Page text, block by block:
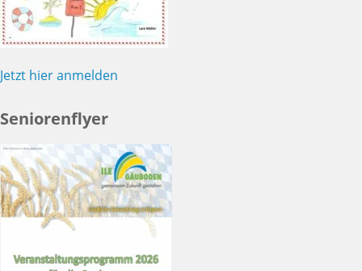
Jetzt hier anmelden
Seniorenflyer